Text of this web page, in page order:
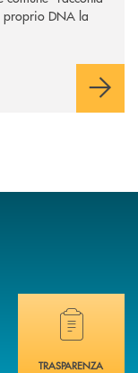
proprio DNA la
informazioni sulla
Hai bisogno di
TRASPARENZA